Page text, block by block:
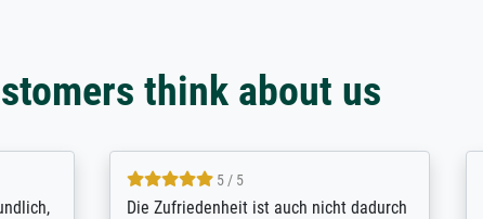
think about us
4.8 / 5
Hervorragende Qualität. Man kann sich